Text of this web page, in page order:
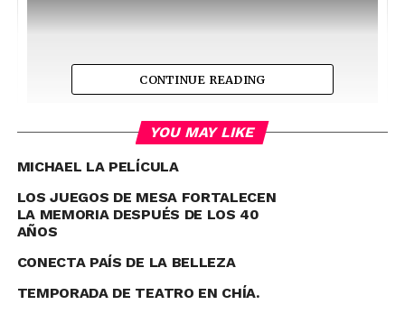
CONTINUE READING
YOU MAY LIKE
MICHAEL LA PELÍCULA
LOS JUEGOS DE MESA FORTALECEN
LA MEMORIA DESPUÉS DE LOS 40
AÑOS
CONECTA PAÍS DE LA BELLEZA
TEMPORADA DE TEATRO EN CHÍA.